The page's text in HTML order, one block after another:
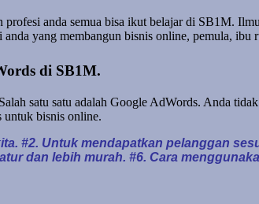
profesi anda semua bisa ikut belajar di SB1M. Ilmu
yang membangun bisnis online, pemula,
di SB1M.
satu satu adalah Google AdWords. Anda
bisnis online.
#2. Untuk mendapatkan pelanggan
dan lebih murah. #6. Cara